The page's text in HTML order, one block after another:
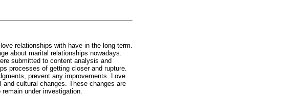
relationships with have in the long term.
about marital relationships nowadays.
submitted to content analysis and
processes of getting closer and rupture.
prevent any improvements. Love
cultural changes. These changes are
under investigation.